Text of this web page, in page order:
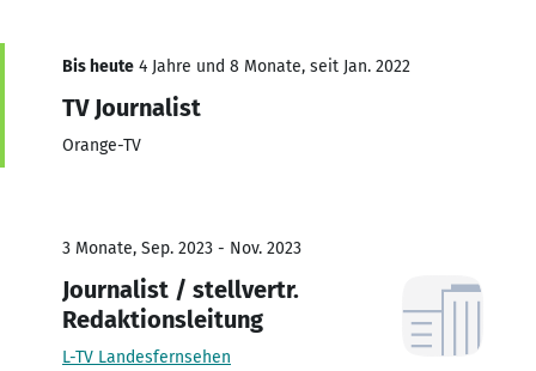
Bis heute 4 Jahre und 8 Monate, seit Jan. 2022
TV Journalist
Orange-TV
3 Monate, Sep. 2023 - Nov. 2023
Journalist / stellvertr.
Redaktionsleitung
L-TV Landesfernsehen